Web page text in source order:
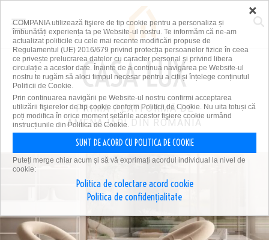
PRIMA PLATFORMĂ DE
AMENAJĂRI DIN ROMÂNIA
×
COMPANIA utilizează fişiere de tip cookie pentru a personaliza și
îmbunătăți experiența ta pe Website-ul nostru. Te informăm că ne-am
actualizat politicile cu cele mai recente modificări propuse de
Regulamentul (UE) 2016/679 privind protecția persoanelor fizice în ceea
ce privește prelucrarea datelor cu caracter personal și privind libera
circulație a acestor date. Înainte de a continua navigarea pe Website-ul
nostru te rugăm să aloci timpul necesar pentru a citi și înțelege conținutul
Politicii de Cookie.
Prin continuarea navigării pe Website-ul nostru confirmi acceptarea
utilizării fişierelor de tip cookie conform Politicii de Cookie. Nu uita totuși că
poți modifica în orice moment setările acestor fişiere cookie urmând
instrucțiunile din Politica de Cookie.
SUNT DE ACORD CU POLITICA DE COOKIE
Puteți merge chiar acum și să vă exprimați acordul individual la nivel de
cookie:
Politica de colectare acord cookie
Politica de confidențialitate